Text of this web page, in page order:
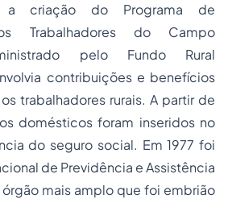
a criação do Programa de
Trabalhadores do Campo
pelo Fundo Rural
contribuições e benefícios
trabalhadores rurais. A partir de
domésticos foram inseridos no
do seguro social. Em 1977 foi
de Previdência e Assistência
órgão mais amplo que foi embrião